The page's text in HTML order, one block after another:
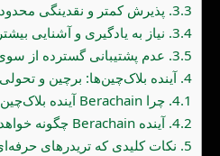
3.3. پذیرش کمتر و نقدینگی
3.4. نیاز به یادگیری و آشنایی
3.5. عدم پشتیبانی گسترده از
4. آینده بلاک‌چین‌ها: برچین و
4.1. چرا Berachain آینده بلاک‌چین‌ها را تغییر می‌دهد؟
4.2. آینده Berachain چگونه خواهد بود؟
5. نکات کلیدی که تریدرهای